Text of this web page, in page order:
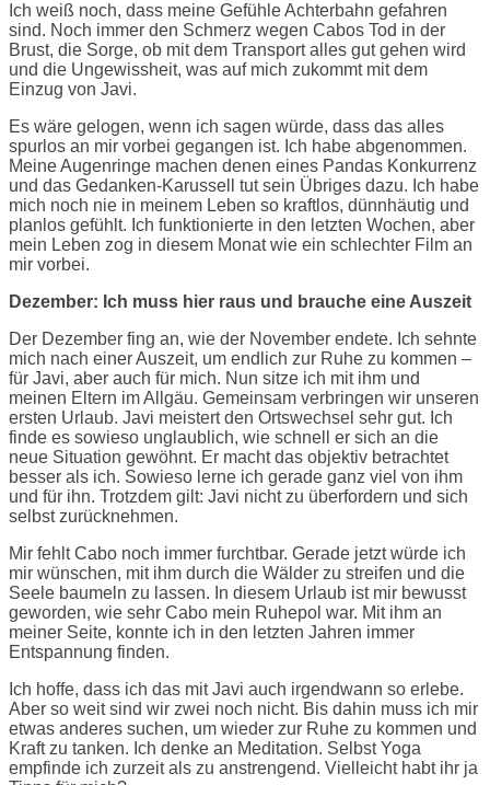
Ich weiß noch, dass meine Gefühle Achterbahn gefahren
sind. Noch immer den Schmerz wegen Cabos Tod in der
Brust, die Sorge, ob mit dem Transport alles gut gehen wird
und die Ungewissheit, was auf mich zukommt mit dem
Einzug von Javi.
Es wäre gelogen, wenn ich sagen würde, dass das alles
spurlos an mir vorbei gegangen ist. Ich habe abgenommen.
Meine Augenringe machen denen eines Pandas Konkurrenz
und das Gedanken-Karussell tut sein Übriges dazu. Ich habe
mich noch nie in meinem Leben so kraftlos, dünnhäutig und
planlos gefühlt. Ich funktionierte in den letzten Wochen, aber
mein Leben zog in diesem Monat wie ein schlechter Film an
mir vorbei.
Dezember: Ich muss hier raus und brauche eine Auszeit
Der Dezember fing an, wie der November endete. Ich sehnte
mich nach einer Auszeit, um endlich zur Ruhe zu kommen –
für Javi, aber auch für mich. Nun sitze ich mit ihm und
meinen Eltern im Allgäu. Gemeinsam verbringen wir unseren
ersten Urlaub. Javi meistert den Ortswechsel sehr gut. Ich
finde es sowieso unglaublich, wie schnell er sich an die
neue Situation gewöhnt. Er macht das objektiv betrachtet
besser als ich. Sowieso lerne ich gerade ganz viel von ihm
und für ihn. Trotzdem gilt: Javi nicht zu überfordern und sich
selbst zurücknehmen.
Mir fehlt Cabo noch immer furchtbar. Gerade jetzt würde ich
mir wünschen, mit ihm durch die Wälder zu streifen und die
Seele baumeln zu lassen. In diesem Urlaub ist mir bewusst
geworden, wie sehr Cabo mein Ruhepol war. Mit ihm an
meiner Seite, konnte ich in den letzten Jahren immer
Entspannung finden.
Ich hoffe, dass ich das mit Javi auch irgendwann so erlebe.
Aber so weit sind wir zwei noch nicht. Bis dahin muss ich mir
etwas anderes suchen, um wieder zur Ruhe zu kommen und
Kraft zu tanken. Ich denke an Meditation. Selbst Yoga
empfinde ich zurzeit als zu anstrengend. Vielleicht habt ihr ja